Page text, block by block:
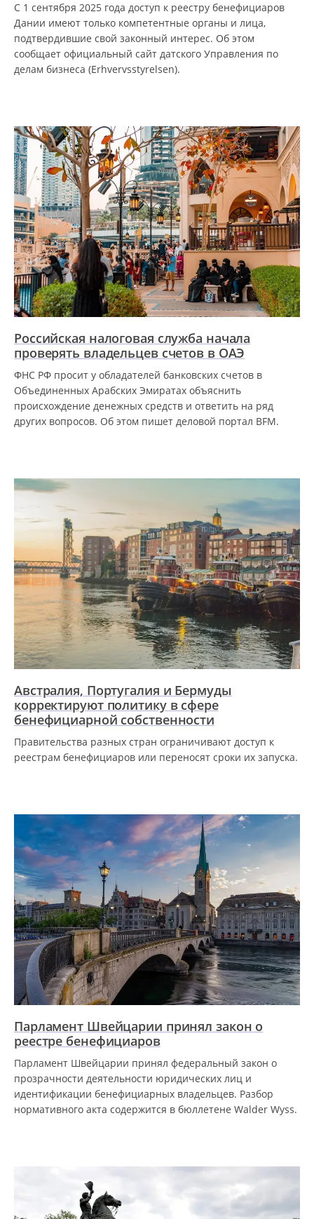
С 1 сентября 2025 года доступ к реестру бенефициаров
Дании имеют только компетентные органы и лица,
подтвердившие свой законный интерес. Об этом
сообщает официальный сайт датского Управления по
делам бизнеса (Erhvervsstyrelsen).
Российская налоговая служба начала
проверять владельцев счетов в ОАЭ
ФНС РФ просит у обладателей банковских счетов в
Объединенных Арабских Эмиратах объяснить
происхождение денежных средств и ответить на ряд
других вопросов. Об этом пишет деловой портал BFM.
Австралия, Португалия и Бермуды
корректируют политику в сфере
бенефициарной собственности
Правительства разных стран ограничивают доступ к
реестрам бенефициаров или переносят сроки их запуска.
Парламент Швейцарии принял закон о
реестре бенефициаров
Парламент Швейцарии принял федеральный закон о
прозрачности деятельности юридических лиц и
идентификации бенефициарных владельцев. Разбор
нормативного акта содержится в бюллетене Walder Wyss.